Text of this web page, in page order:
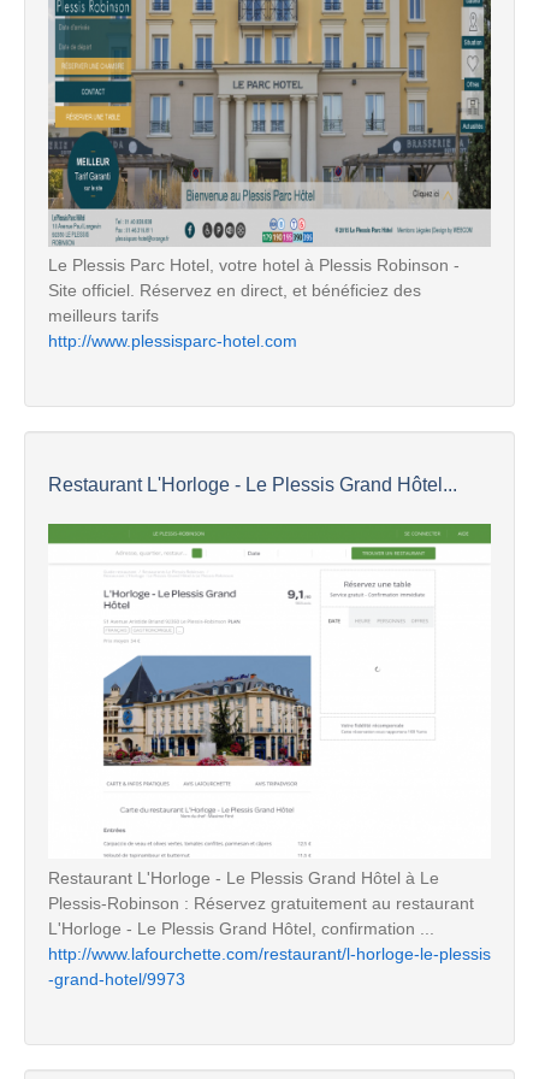
Le Plessis Parc Hotel, votre hotel à Plessis Robinson -
Site officiel. Réservez en direct, et bénéficiez des
meilleurs tarifs
http://www.plessisparc-hotel.com
Restaurant L'Horloge - Le Plessis Grand Hôtel...
Restaurant L'Horloge - Le Plessis Grand Hôtel à Le
Plessis-Robinson : Réservez gratuitement au restaurant
L'Horloge - Le Plessis Grand Hôtel, confirmation ...
http://www.lafourchette.com/restaurant/l-horloge-le-plessis
-grand-hotel/9973